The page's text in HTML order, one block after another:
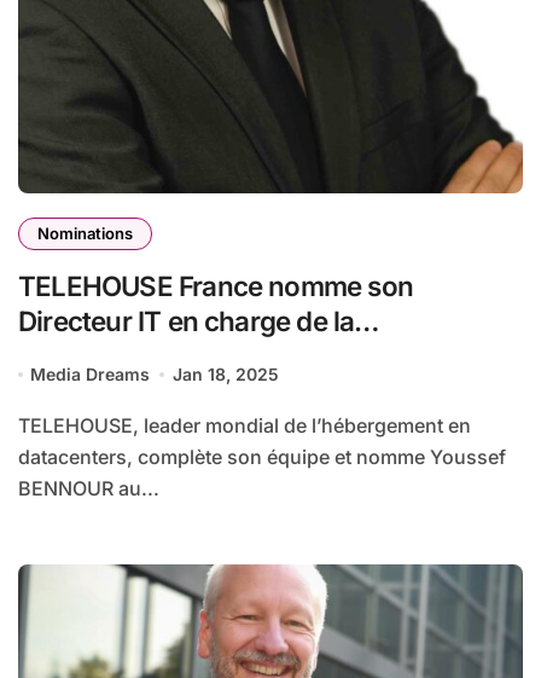
Nominations
TELEHOUSE France nomme son
Directeur IT en charge de la
Media Dreams Jan 18, 2025
TELEHOUSE, leader mondial de l’hébergement en
datacenters, complète son équipe et nomme Youssef
BENNOUR au...